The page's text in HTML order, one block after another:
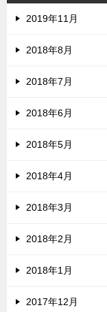
2019年11月
2018年8月
2018年7月
2018年6月
2018年5月
2018年4月
2018年3月
2018年2月
2018年1月
2017年12月